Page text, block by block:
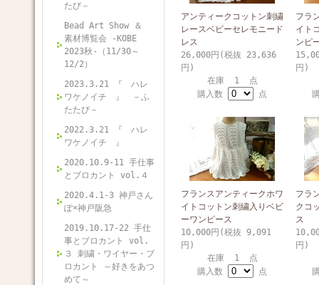
たび－
Bead Art Show ＆
素材博覧会 -KOBE
2023秋-（11/30～
12/2）
2023.3.21 『 ハレ
ワケノイチ 』 －ふ
たたび－
2022.3.21 『 ハレ
ワケノイチ 』
2020.10.9-11 手仕事
とブロカント vol.４
2020.4.1-3 神戸さん
ぽ×神戸阪急
2019.10.17-22 手仕
事とブロカント vol.
３ 刺繍・ワイヤー・ブ
ロカント ～好きをあつ
めて～
アンティークコットン刺繍
レースベビーセレモニード
レス
26,000円(税抜 23,636
円)
在庫 1 点
購入数
点
フラ
イト
ンピ
円)
フランスアンティークホワ
イトコットン刺繍入りベビ
ーワンピース
10,000円(税抜 9,091
円)
在庫 1 点
購入数
点
フラ
クコ
ス
円)